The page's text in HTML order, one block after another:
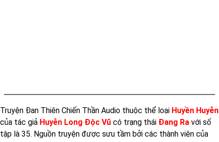
Tap 021
Tap 022
Tap 023
Truyện Đan Thiên Chiến Thần Audio thuộc thể loại Huyền Huyễn
của tác giả Huyễn Long Độc Vũ có trạng thái Đang Ra với số
tập là 35. Nguồn truyện được sưu tầm bởi các thành viên của